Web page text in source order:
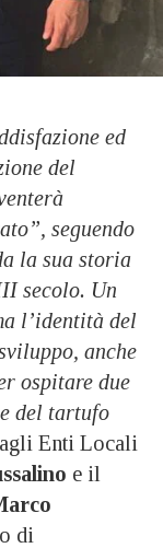
ed
del
seguendo
la sua storia
secolo. Un
l’identità del
anche
ospitare due
del tartufo
Enti Locali
e il
di